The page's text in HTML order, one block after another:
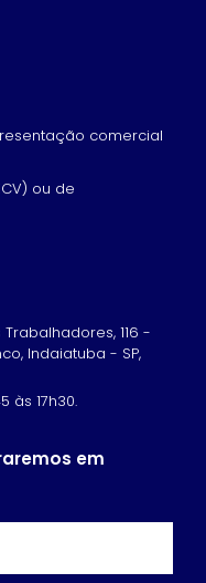
comercial
ou de
116 -
Indaiatuba - SP,
às 17h30.
em